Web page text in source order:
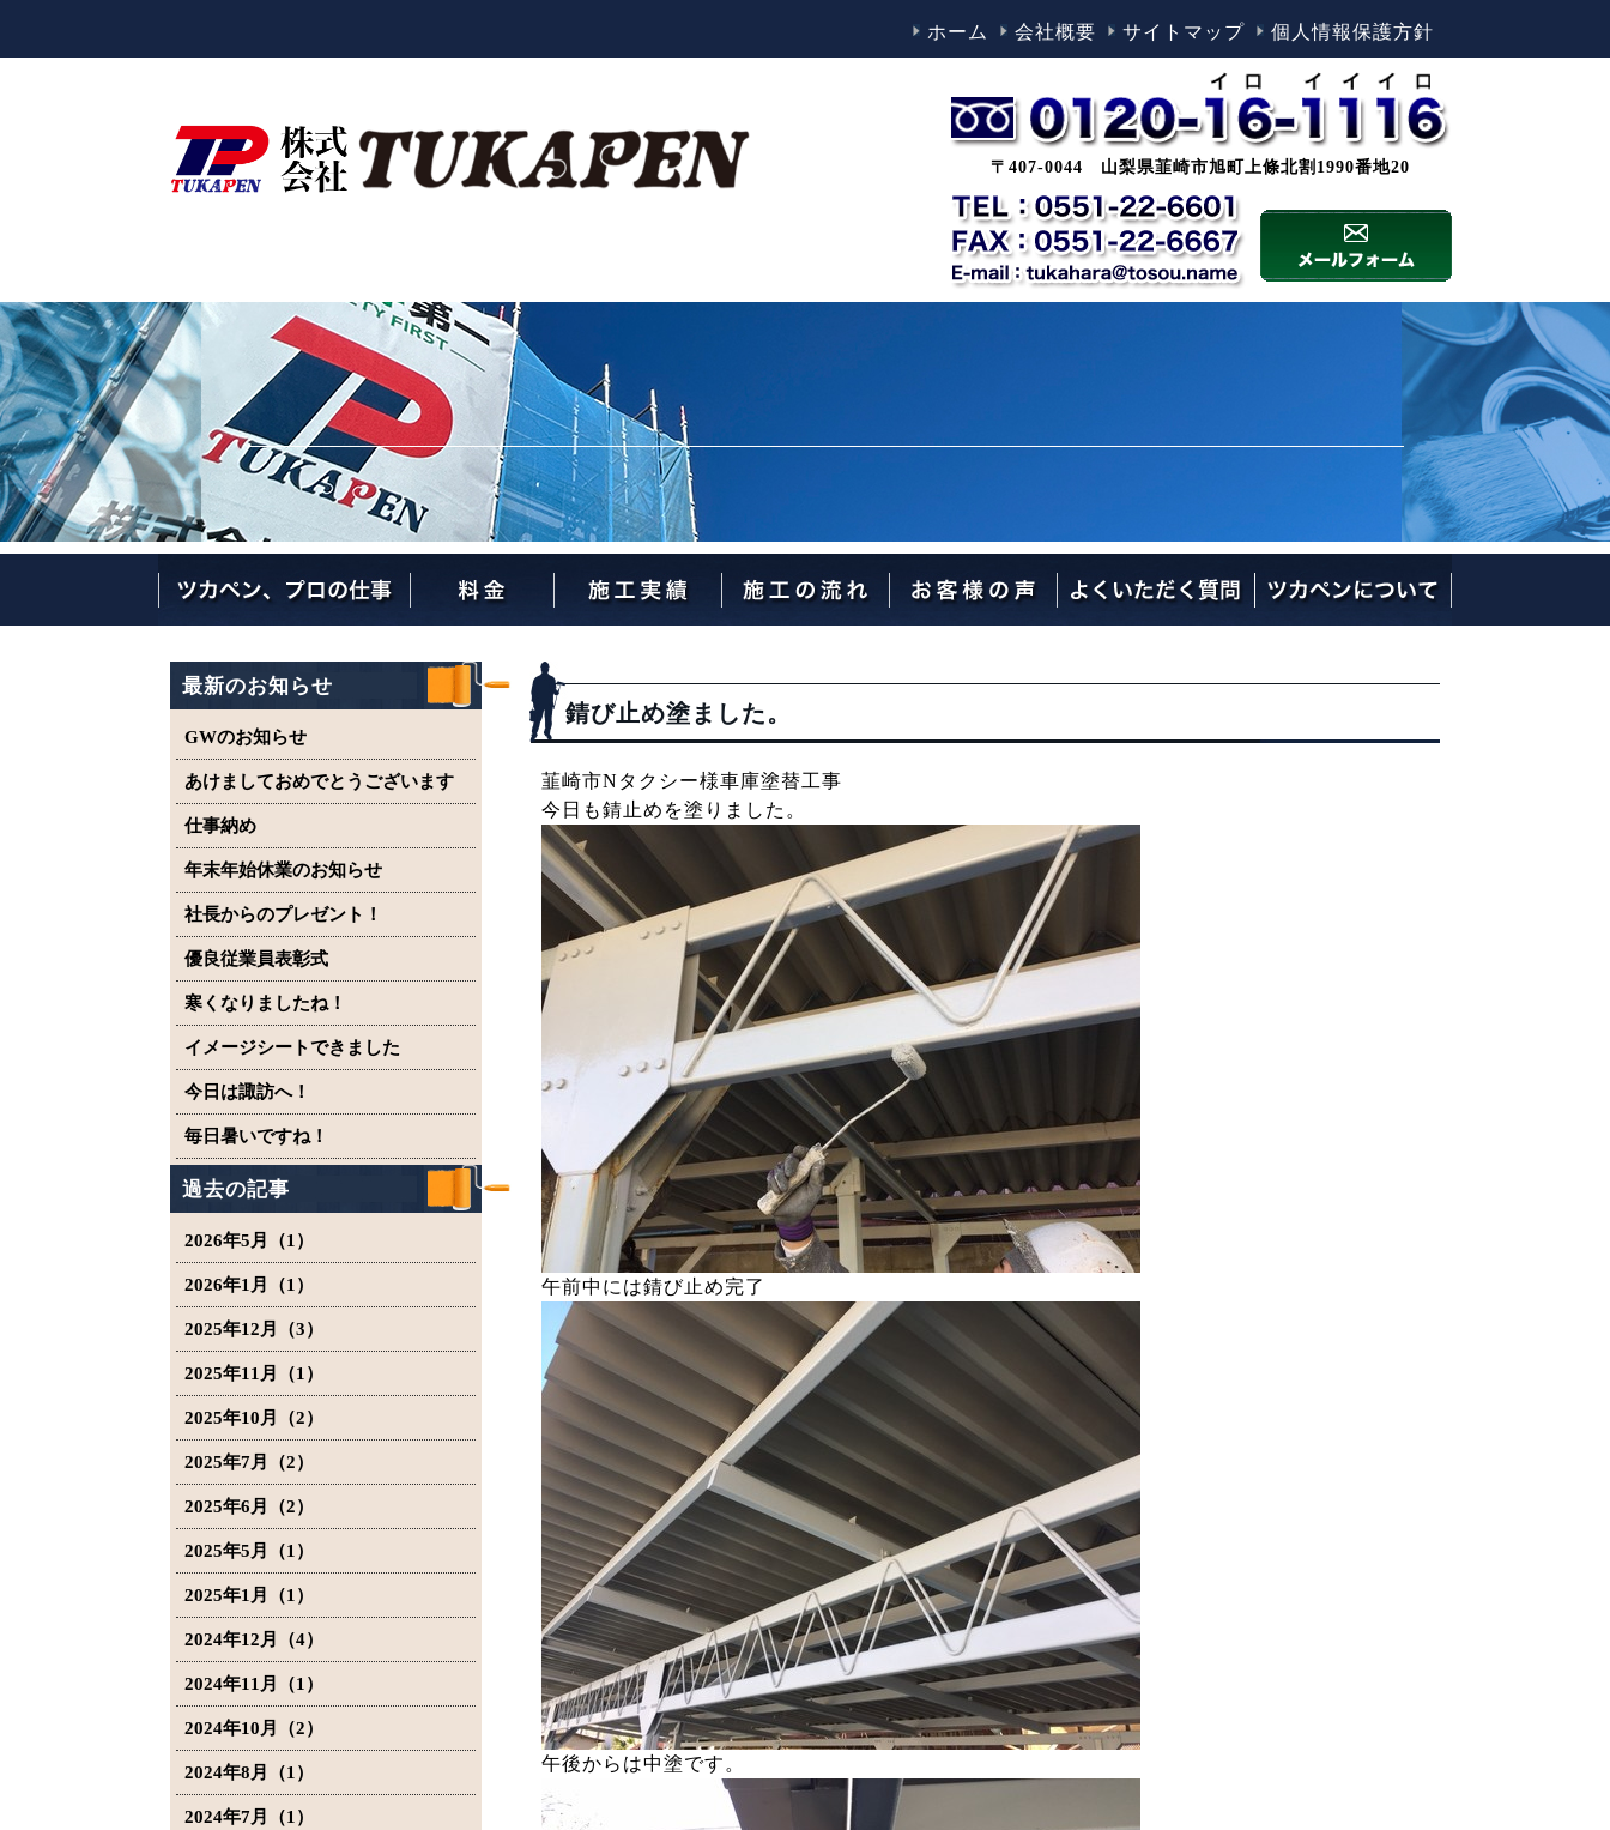
ホーム 会社概要 サイトマップ 個人情報保護方針
〒407-0044 山梨県韮崎市旭町上條北割1990番地20
最新のお知らせ
GWのお知らせ
あけましておめでとうございます
仕事納め
年末年始休業のお知らせ
社長からのプレゼント！
優良従業員表彰式
寒くなりましたね！
イメージシートできました
今日は諏訪へ！
毎日暑いですね！
過去の記事
2026年5月（1）
2026年1月（1）
2025年12月（3）
2025年11月（1）
2025年10月（2）
2025年7月（2）
2025年6月（2）
2025年5月（1）
2025年1月（1）
2024年12月（4）
2024年11月（1）
2024年10月（2）
2024年8月（1）
2024年7月（1）
錆び止め塗ました。
韮崎市Nタクシー様車庫塗替工事
今日も錆止めを塗りました。
午前中には錆び止め完了
午後からは中塗です。